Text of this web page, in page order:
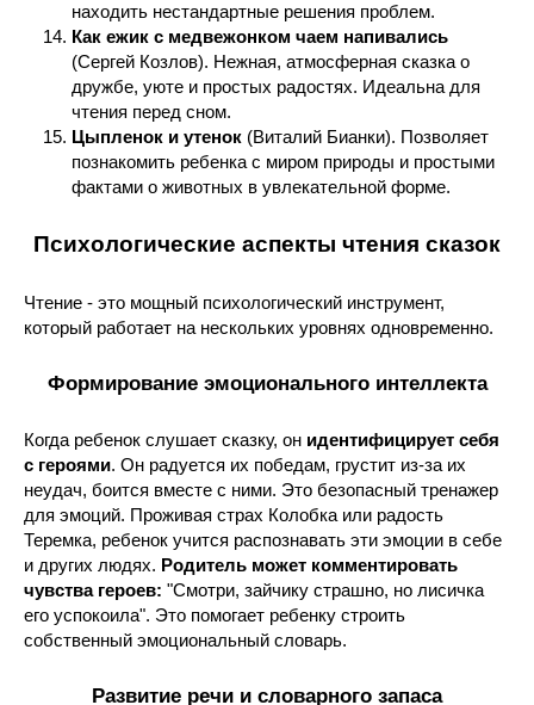
находить нестандартные решения проблем.
Как ежик с медвежонком чаем напивались
(Сергей Козлов). Нежная, атмосферная сказка о
дружбе, уюте и простых радостях. Идеальна для
чтения перед сном.
Цыпленок и утенок (Виталий Бианки). Позволяет
познакомить ребенка с миром природы и простыми
фактами о животных в увлекательной форме.
Психологические аспекты чтения сказок
Чтение - это мощный психологический инструмент,
который работает на нескольких уровнях одновременно.
Формирование эмоционального интеллекта
Когда ребенок слушает сказку, он идентифицирует себя
с героями. Он радуется их победам, грустит из-за их
неудач, боится вместе с ними. Это безопасный тренажер
для эмоций. Проживая страх Колобка или радость
Теремка, ребенок учится распознавать эти эмоции в себе
и других людях. Родитель может комментировать
чувства героев: "Смотри, зайчику страшно, но лисичка
его успокоила". Это помогает ребенку строить
собственный эмоциональный словарь.
Развитие речи и словарного запаса